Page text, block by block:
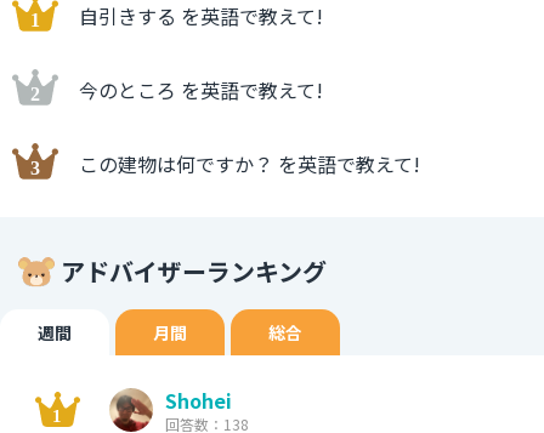
自引きする を英語で教えて!
今のところ を英語で教えて!
この建物は何ですか？ を英語で教えて!
アドバイザーランキング
週間 月間 総合
Shohei
回答数：138